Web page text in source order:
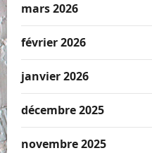
mars 2026
février 2026
janvier 2026
décembre 2025
novembre 2025